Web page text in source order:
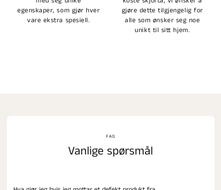
egenskaper, som gjør hver
vare ekstra spesiell.
gjøre dette tilgjengelig for
alle som ønsker seg noe
unikt til sitt hjem.
FAQ
Vanlige spørsmål